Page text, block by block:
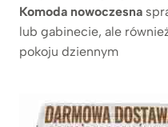
Komoda nowoczesna
lub gabinecie, ale
pokoju dziennym